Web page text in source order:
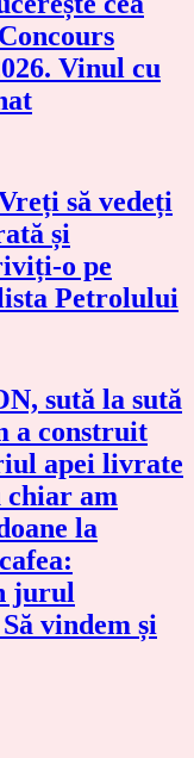
Vinul cu
să vedeți
și
o pe
Petrolului
sută la sută
a construit
apei livrate
chiar am
la
jurul
vindem și